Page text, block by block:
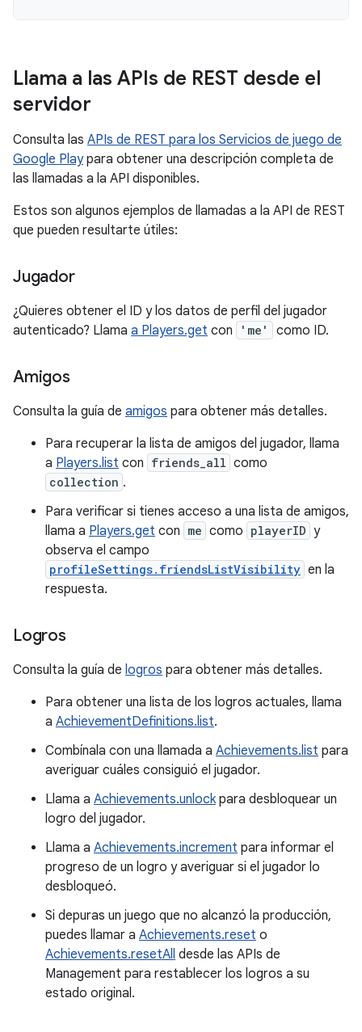
Llama a las APIs de REST desde el
servidor
Consulta las APIs de REST para los Servicios de juego de
Google Playpara obtener una descripción completa de
las llamadas a la API disponibles.
Estos son algunos ejemplos de llamadas a la API de REST
que pueden resultarte útiles:
Jugador
¿Quieres obtener el ID y los datos de perfil del jugador
autenticado? Llama a Players.get con 'me' como ID.
Amigos
Consulta la guía de amigos para obtener más detalles.
Para recuperar la lista de amigos del jugador, llama
a Players.list con friends_all como
collection .
Para verificar si tienes acceso a una lista de amigos,
llama a Players.get con me como playerID y
observa el campo
profileSettings.friendsListVisibility en la
respuesta.
Logros
Consulta la guía de logros para obtener más detalles.
Para obtener una lista de los logros actuales, llama
a AchievementDefinitions.list.
Combínala con una llamada a Achievements.list para
averiguar cuáles consiguió el jugador.
Llama a Achievements.unlockpara desbloquear un
logro del jugador.
Llama a Achievements.increment para informar el
progreso de un logro y averiguar si el jugador lo
desbloqueó.
Si depuras un juego que no alcanzó la producción,
puedes llamar a Achievements.reset o
Achievements.resetAll desde las APIs de
Management para restablecer los logros a su
estado original.